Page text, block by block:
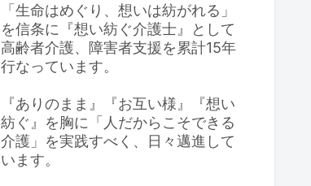
「生命はめぐり、想いは紡がれる」
を信条に『想い紡ぐ介護士』として
高齢者介護、障害者支援を累計15年
行なっています。
『ありのまま』『お互い様』『想い
紡ぐ』を胸に「人だからこそできる
介護」を実践すべく、日々邁進して
います。